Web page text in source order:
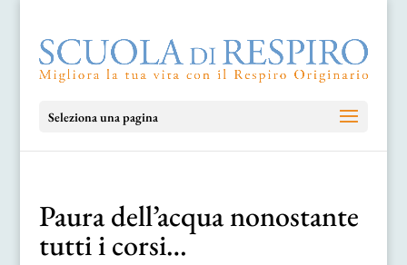
Seleziona una pagina
Paura dell’acqua nonostante
tutti i corsi…